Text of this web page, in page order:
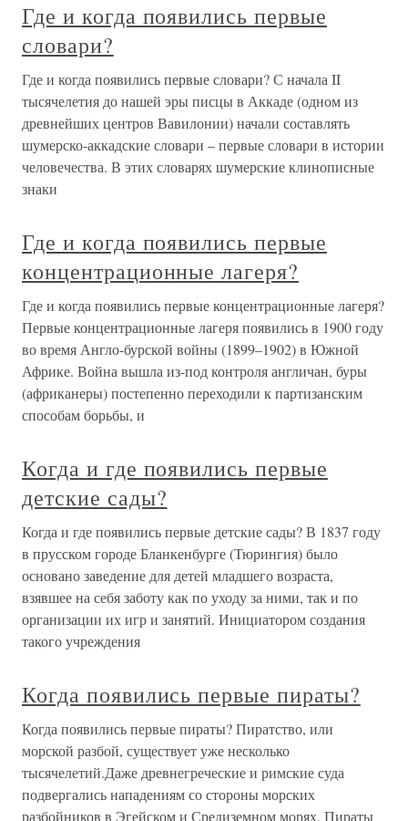
Где и когда появились первые
словари?
Где и когда появились первые словари? С начала II
тысячелетия до нашей эры писцы в Аккаде (одном из
древнейших центров Вавилонии) начали составлять
шумерско-аккадские словари – первые словари в истории
человечества. В этих словарях шумерские клинописные
знаки
Где и когда появились первые
концентрационные лагеря?
Где и когда появились первые концентрационные лагеря?
Первые концентрационные лагеря появились в 1900 году
во время Англо-бурской войны (1899–1902) в Южной
Африке. Война вышла из-под контроля англичан, буры
(африканеры) постепенно переходили к партизанским
способам борьбы, и
Когда и где появились первые
детские сады?
Когда и где появились первые детские сады? В 1837 году
в прусском городе Бланкенбурге (Тюрингия) было
основано заведение для детей младшего возраста,
взявшее на себя заботу как по уходу за ними, так и по
организации их игр и занятий. Инициатором создания
такого учреждения
Когда появились первые пираты?
Когда появились первые пираты? Пиратство, или
морской разбой, существует уже несколько
тысячелетий.Даже древнегреческие и римские суда
подвергались нападениям со стороны морских
разбойников в Эгейском и Средиземном морях. Пираты